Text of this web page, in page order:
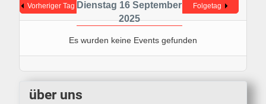
Vorheriger Tag Dienstag 16 September
2025
Folgetag
Es wurden keine Events gefunden
über uns